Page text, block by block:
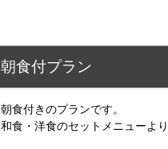
朝食付プラン
朝食付きのプランです。
和食・洋食のセットメニューよ